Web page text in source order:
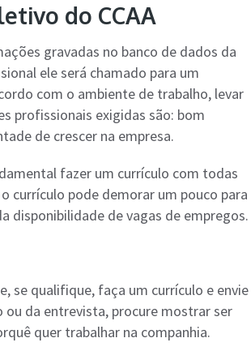
do CCAA
gravadas no banco de dados da
ele será chamado para um
com o ambiente de trabalho, levar
profissionais exigidas são: bom
de crescer na empresa.
fazer um currículo com todas
currículo pode demorar um pouco para
disponibilidade de vagas de empregos.
se qualifique, faça um currículo e envie
ou da entrevista, procure mostrar ser
quer trabalhar na companhia.